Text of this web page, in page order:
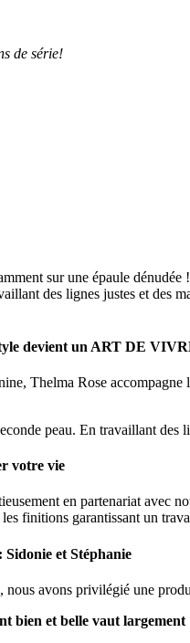
de série!
sur une épaule
des lignes justes et des
devient un ART DE
Thelma Rose
peau. En travaillant
votre vie
en partenariat avec
finitions garantissant un
et Stéphanie
avons privilégié une
bien et belle vaut largement